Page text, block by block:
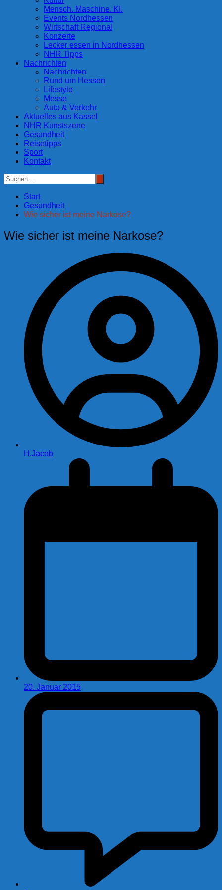
Mensch. Maschine. KI.
Events Nordhessen
Wirtschaft Regional
Konzerte
Lecker essen in Nordhessen
NHR Tipps
Nachrichten
Nachrichten
Rund um Hessen
Lifestyle
Messe
Auto & Verkehr
Aktuelles aus Kassel
NHR Kunstszene
Gesundheit
Reisetipps
Sport
Kontakt
Start
Gesundheit
Wie sicher ist meine Narkose?
Wie sicher ist meine Narkose?
H.Jacob
20. Januar 2015